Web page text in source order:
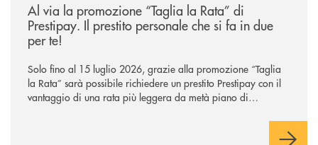
Al via la promozione “Taglia la Rata” di
Prestipay. Il prestito personale che si fa in due
per te!
Solo fino al 15 luglio 2026, grazie alla promozione “Taglia
la Rata” sarà possibile richiedere un prestito Prestipay con il
vantaggio di una rata più leggera da metà piano di